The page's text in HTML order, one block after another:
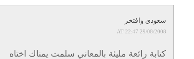
سعودي وافتخر
29/08/2008 AT 22:47
كتابة رائعة مليئة بالمعاني سلمت يمناك اختاه